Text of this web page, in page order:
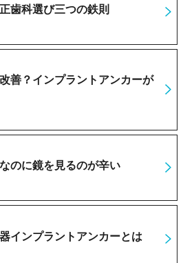
歯科選び三つの鉄則
善？インプラントアンカーが
のに鏡を見るのが辛い
インプラントアンカーとは